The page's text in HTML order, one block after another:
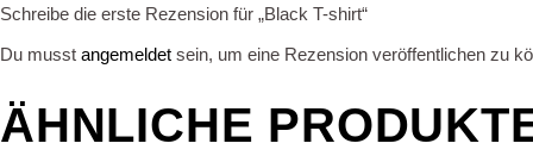
Schreibe die erste Rezension für „Black T-shirt“
Du musst angemeldet sein, um eine Rezension veröffentlichen zu
ÄHNLICHE